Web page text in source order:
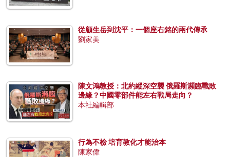
從顧生岳到沈平：一個座右銘的兩代傳承
劉家美
陳文鴻教授：北約縱深空襲 俄羅斯瀕臨戰敗
邊緣？中國零部件能左右戰局走向？
本社編輯部
行為不檢 培育教化才能治本
陳家偉